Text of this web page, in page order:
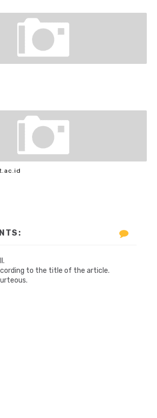
to the title of the article.